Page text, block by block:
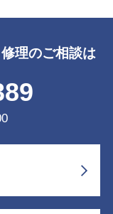
理のご相談は